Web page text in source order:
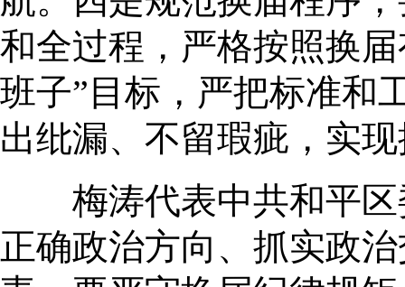
和全过程，严格按照换
班子”目标，严把标准和
出纰漏、不留瑕疵，实
梅涛代表中共和平区
正确政治方向、抓实政